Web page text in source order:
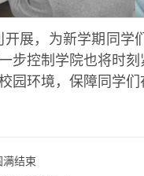
开展，为新学期同
步控制学院也将时
园环境，保障同学
结束